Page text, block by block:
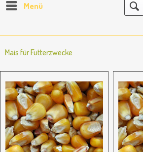
Menü
Mais für Futterzwecke